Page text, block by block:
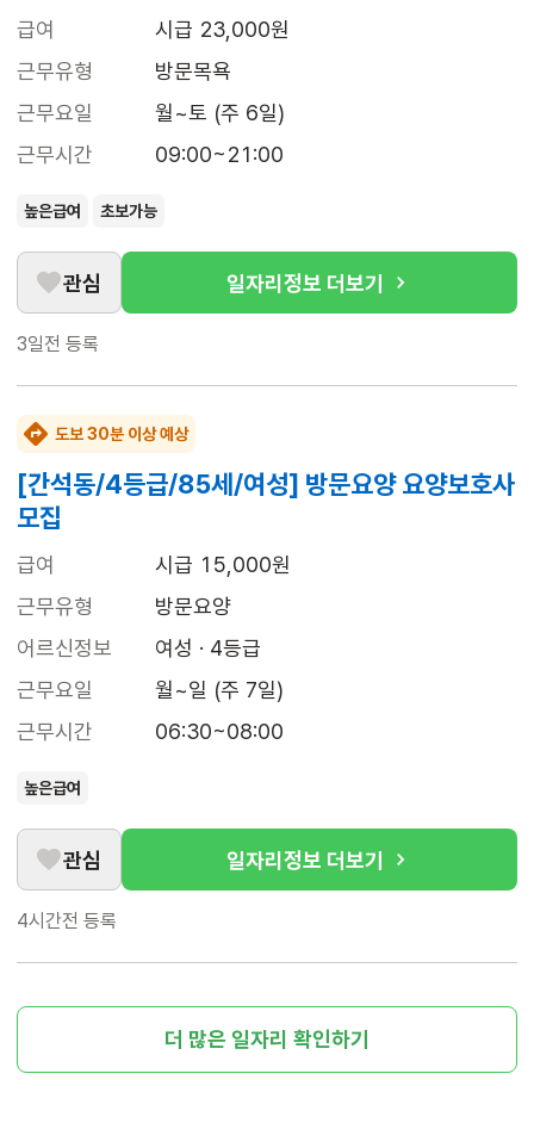
급여
시급 23,000원
근무유형
방문목욕
근무요일
월~토 (주 6일)
근무시간
09:00~21:00
높은급여 초보가능
관심 일자리정보 더보기
3일전 등록
도보 30분 이상 예상
[간석동/4등급/85세/여성] 방문요양 요양보호사
모집
급여
시급 15,000원
근무유형
방문요양
어르신정보
여성 · 4등급
근무요일
월~일 (주 7일)
근무시간
06:30~08:00
높은급여
관심 일자리정보 더보기
4시간전 등록
더 많은 일자리 확인하기